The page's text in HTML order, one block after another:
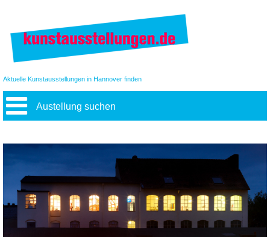
Aktuelle Kunstausstellungen in Hannover finden
Austellung suchen